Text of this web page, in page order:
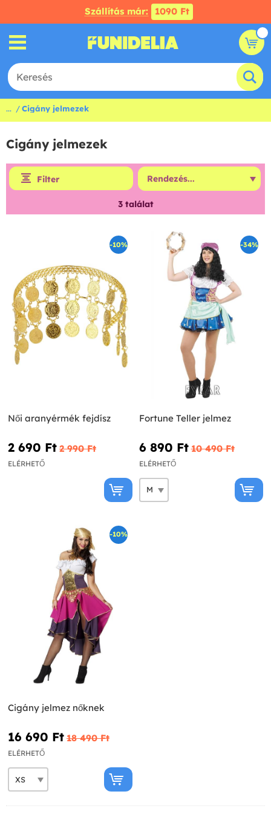
Szállítás már: 1090 Ft
... Cigány jelmezek
Cigány jelmezek
Filter
3találat
-10%
Női aranyérmék fejdísz
2 690 Ft‎ 2 990 Ft‎
ELÉRHETŐ
-34%
Fortune Teller jelmez
6 890 Ft‎ 10 490 Ft‎
ELÉRHETŐ
-10%
Cigány jelmez nőknek
16 690 Ft‎ 18 490 Ft‎
ELÉRHETŐ